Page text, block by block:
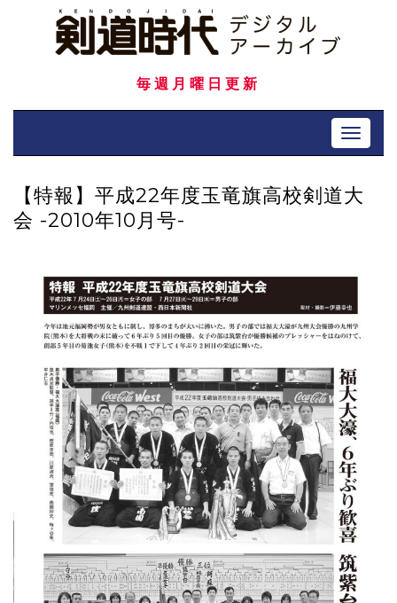
毎週月曜日更新
Toggle
【特報】平成22年度玉竜旗高校剣道大
会 -2010年10月号-